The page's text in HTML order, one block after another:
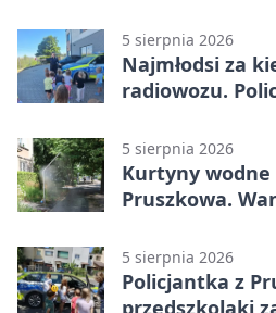
5 sierpnia 2026
Najmłodsi za
radiowozu.
5 sierpnia 2026
Kurtyny wodne
Pruszkowa.
5 sierpnia 2026
Policjantka z
przedszkolaki